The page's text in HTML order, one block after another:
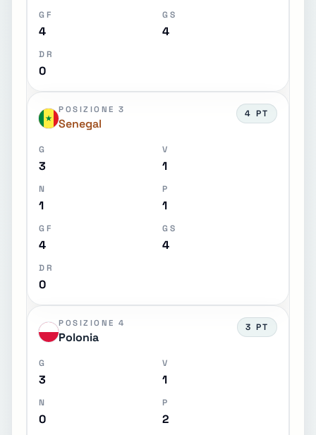
GF
4
GS
4
DR
0
POSIZIONE 3
Senegal
4 PT
G
3
V
1
N
1
P
1
GF
4
GS
4
DR
0
POSIZIONE 4
Polonia
3 PT
G
3
V
1
N
0
P
2